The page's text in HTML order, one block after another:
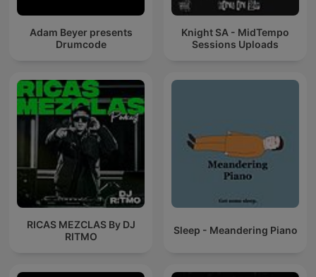
Adam Beyer presents
Drumcode
Knight SA - MidTempo
Sessions Uploads
RICAS MEZCLAS By DJ
RITMO
Sleep - Meandering Piano